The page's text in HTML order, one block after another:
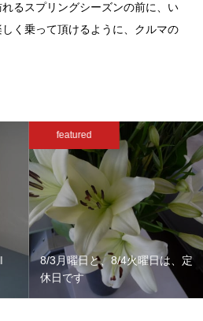
るスプリングシーズンの前に、い
く乗って頂けるように、クルマの
featured
8/3月曜日と、8/4火曜日は、定
休日です